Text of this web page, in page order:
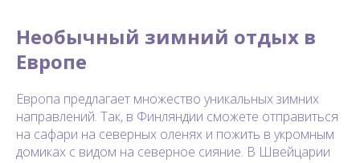
Необычный зимний отдых в
Европе
Европа предлагает множество уникальных зимних
направлений. Так, в Финляндии сможете отправиться
на сафари на северных оленях и пожить в укромным
домиках с видом на северное сияние. В Швейцарии